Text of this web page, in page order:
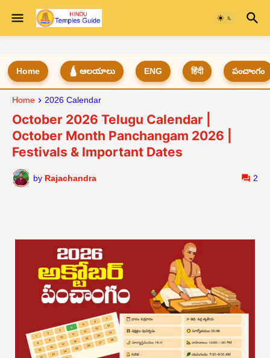
Home 🛕 ఆలయాలు ENG हिंदी పంచాంగం
Home 2026 Calendar
October 2026 Telugu Calendar |
October Month Panchangam 2026 |
Festivals & Important Dates
by Rajachandra 2